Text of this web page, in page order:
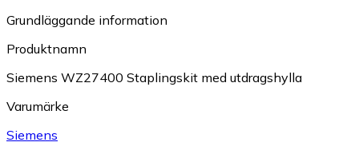
Grundläggande information
Produktnamn
Siemens WZ27400 Staplingskit med utdragshylla
Varumärke
Siemens